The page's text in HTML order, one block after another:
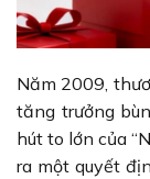
Năm 2009,
tăng trưởng
hút to lớn của
ra một quyết